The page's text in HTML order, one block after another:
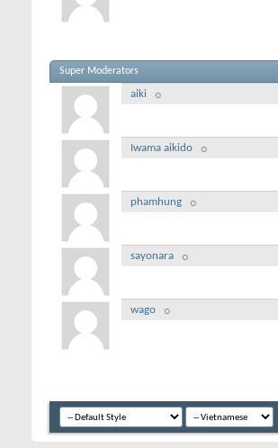
Super Moderators
aiki
Iwama aikido
phamhung
sayonara
wago